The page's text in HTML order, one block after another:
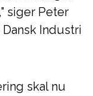
siger Peter
Industri
skal nu